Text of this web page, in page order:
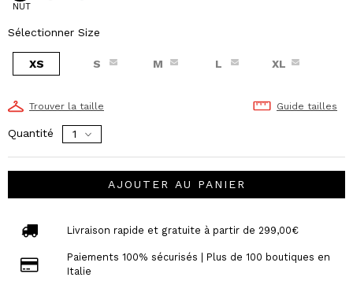
NUT
Sélectionner Size
XS S M L XL
Trouver la taille Guide tailles
Quantité
AJOUTER AU PANIER
Livraison rapide et gratuite à partir de 299,00€
Paiements 100% sécurisés | Plus de 100 boutiques en
Italie